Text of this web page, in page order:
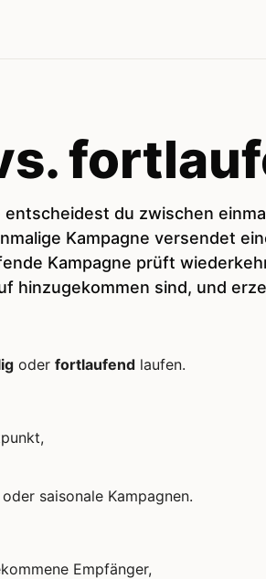
entscheidest du zwischen
Kampagne versendet
Kampagne prüft
hinzugekommen sind, und
oder fortlaufend laufen.
saisonale Kampagnen.
Empfänger,